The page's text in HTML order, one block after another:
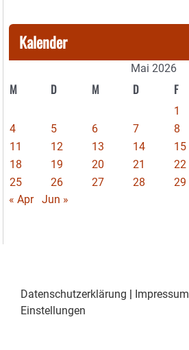
Kalender
Mai 2026
M D M D F
1
4
5 6 7 8
11
12 13 14 15
18
19 20 21 22
25
26 27 28 29
« Apr
Jun »
Datenschutzerklärung Impressum
Einstellungen